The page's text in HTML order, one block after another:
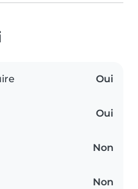
Oui
Oui
Non
Non